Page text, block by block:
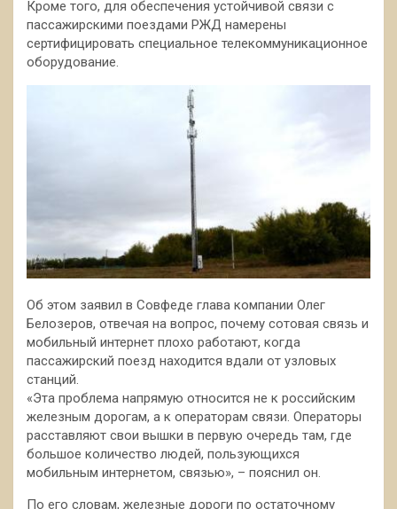
Кроме того, для обеспечения устойчивой связи с
пассажирскими поездами РЖД намерены
сертифицировать специальное телекоммуникационное
оборудование.
Об этом заявил в Совфеде глава компании Олег
Белозеров, отвечая на вопрос, почему сотовая связь и
мобильный интернет плохо работают, когда
пассажирский поезд находится вдали от узловых
станций.
«Эта проблема напрямую относится не к российским
железным дорогам, а к операторам связи. Операторы
расставляют свои вышки в первую очередь там, где
большое количество людей, пользующихся
мобильным интернетом, связью», – пояснил он.
По его словам, железные дороги по остаточному